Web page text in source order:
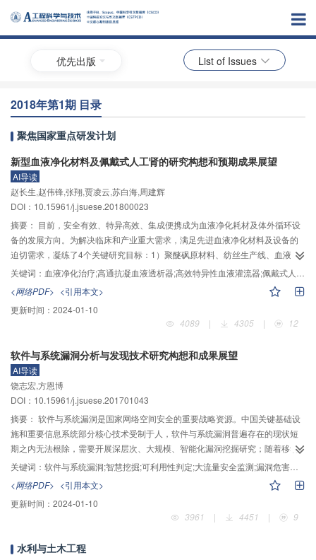
优先出版 List of Issues
2018年第1期 目录
聚焦国家重点研发计划
新型血液净化材料及佩戴式人工肾的研究构想和预期成果展望
AI导读
赵长生,赵伟锋,张翔,贾凌云,苏白海,周建辉
DOI：10.15961/j.jsuese.201800023
摘要： 目前，安全有效、特异高效、集成便携成为血液净化耗材及体外循环设
备的发展方向。为解决临床和产业重大需求，满足先进血液净化材料及设备的
迫切需求，凝练了4个关键研究目标：1）聚醚砜原材料、纺丝生产线、血液透
析膜和滤器实现国产化，研发小型血液透析器和血滤器。2）研发与个体化治疗
–微球蛋白和内毒素吸附剂。3）研发佩戴式人工肾装
置。4）建立产学研医实时联动机制和评价规范。相应地，研究内容包含：1）
解决聚醚砜生产的稳定性和纯化技术、中空纤维膜血液相容性，研发聚醚砜原
材料、纺丝生产线、抗凝高通血液透析膜和滤器。2）解决高效特异吸附材料的
球蛋白、内毒素吸附剂，建立抗体吸附剂生产线。3）解决微型泵和微型监测装
置的制备技术和透析液的再生，研发佩戴式人工肾装置。4）解决生物材料和医
疗器械的研发与临床脱节问题，建立产学研医全程实时联动体系和临床评价平
台。基于以上内容，以期为国内乃至世界尿毒症患者带来福音，基本解决此类
病症对人类和社会所造成的危害。
关键词： 血液净化治疗;高通抗凝血液透析器;高效特异性血液灌流器;佩戴式人工肾
<网络PDF> <引用本文>
更新时间： 2024-01-10
4089
| 4305 | 12
软件与系统漏洞分析与发现技术研究构想和成果展望
AI导读
饶志宏,方恩博
DOI：10.15961/j.jsuese.201701043
摘要： 软件与系统漏洞是国家网络空间安全的重要战略资源。中国关键基础设
施和重要信息系统部分核心技术受制于人，软件与系统漏洞普遍存在的现状短
期之内无法根除，需要开展深层次、大规模、智能化漏洞挖掘研究；随着移动
互联网、工业控制网和物联网等领域的新技术和新应用的推广，现有漏洞挖掘
分析技术体系不能满足新的需求；此外，中国漏洞研究团队资源相对分散，国
家层面漏洞研究协作机制尚未形成，难以支撑国家对漏洞战略资源的把控。以
提升国家开展漏洞战略资源把控能力为导向，针对软件与系统漏洞研究现状，
目前亟待解决的四大难题，即漏洞挖掘分析智慧性弱、大流量监测精度低、危
洞智慧挖掘方法及关键技术，包括模糊推理经验库的构建方法、基于基因图谱
关键词： 软件与系统漏洞;智慧挖掘;可利用性判定;大流量安全监测;漏洞危害评估;规模化协同
<网络PDF> <引用本文>
更新时间： 2024-01-10
3961
| 4451 | 9
水利与土木工程